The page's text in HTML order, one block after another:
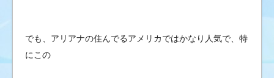
でも、アリアナの住んでるアメリカではかなり人気で、特
にこの